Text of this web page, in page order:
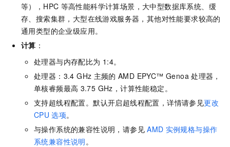
等），HPC 等高性能科学计算场景，大中型数据库系统、缓
存、搜索集群，大型在线游戏服务器，其他对性能要求较高的
通用类型的企业级应用。
计算 ：
处理器与内存配比为 1:4。
处理器：3.4 GHz 主频的 AMD EPYC™ Genoa 处理器，
单核睿频最高 3.75 GHz，计算性能稳定。
支持超线程配置。默认开启超线程配置，详情请参见更改
CPU 选项。
与操作系统的兼容性说明，请参见 AMD 实例规格与操作
系统兼容性说明 。